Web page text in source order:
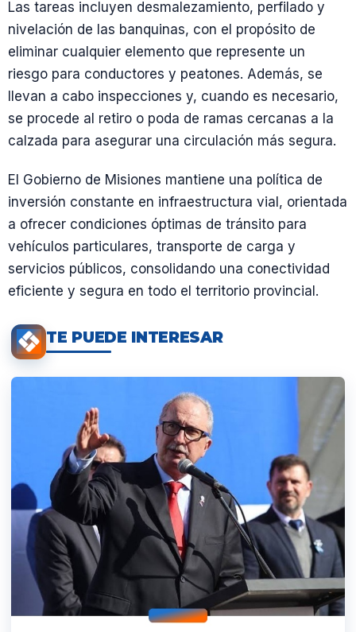
Las tareas incluyen desmalezamiento, perfilado y
nivelación de las banquinas, con el propósito de
eliminar cualquier elemento que represente un
riesgo para conductores y peatones. Además, se
llevan a cabo inspecciones y, cuando es necesario,
se procede al retiro o poda de ramas cercanas a la
calzada para asegurar una circulación más segura.
El Gobierno de Misiones mantiene una política de
inversión constante en infraestructura vial, orientada
a ofrecer condiciones óptimas de tránsito para
vehículos particulares, transporte de carga y
servicios públicos, consolidando una conectividad
eficiente y segura en todo el territorio provincial.
TE PUEDE INTERESAR